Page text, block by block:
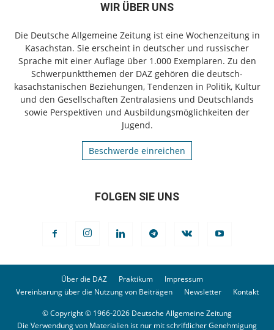
WIR ÜBER UNS
Die Deutsche Allgemeine Zeitung ist eine Wochenzeitung in
Kasachstan. Sie erscheint in deutscher und russischer
Sprache mit einer Auflage über 1.000 Exemplaren. Zu den
Schwerpunktthemen der DAZ gehören die deutsch-
kasachstanischen Beziehungen, Tendenzen in Politik, Kultur
und den Gesellschaften Zentralasiens und Deutschlands
sowie Perspektiven und Ausbildungsmöglichkeiten der
Jugend.
Beschwerde einreichen
FOLGEN SIE UNS
Über die DAZ Praktikum
Impressum
Vereinbarung über die Nutzung von Beiträgen
Newsletter Kontakt
© Copyright © 1966-2026 Deutsche Allgemeine Zeitung
Die Verwendung von Materialien ist nur mit schriftlicher Genehmigung